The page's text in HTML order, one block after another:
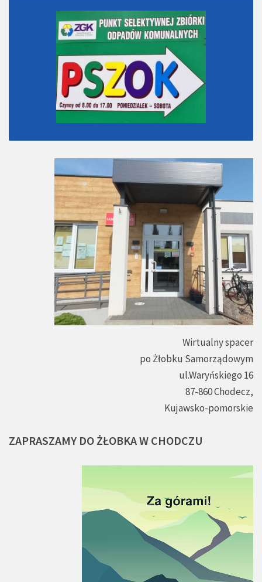
Wirtualny spacer
po Żłobku Samorządowym
ul.Waryńskiego 16
87-860 Chodecz,
Kujawsko-pomorskie
ZAPRASZAMY DO ŻŁOBKAW CHODCZU